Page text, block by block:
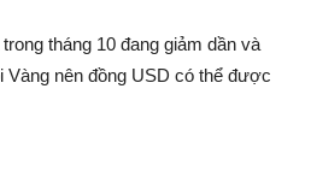
tháng 10 đang giảm dần và
Vàng nên đồng USD có thể được